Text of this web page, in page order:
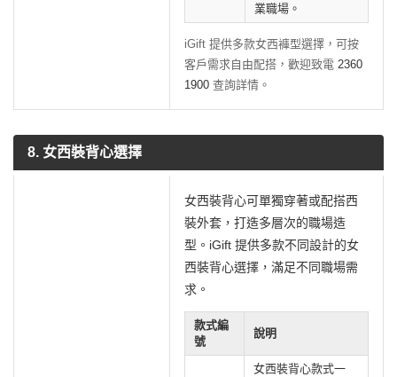
業職場。
iGift 提供多款女西褲型選擇，可按
客戶需求自由配搭，歡迎致電 2360
1900 查詢詳情。
8. 女西裝背心選擇
女西裝背心可單獨穿著或配搭西
裝外套，打造多層次的職場造
型。iGift 提供多款不同設計的女
西裝背心選擇，滿足不同職場需
求。
款式編
號
說明
女西裝背心款式一